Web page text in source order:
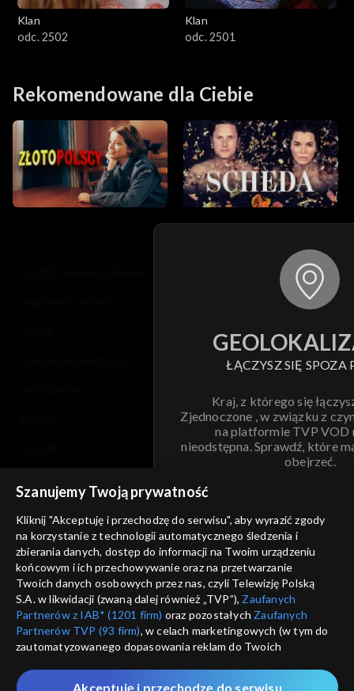
Klan
odc. 2502
Klan
odc. 2501
Rekomendowane dla Ciebie
ŁĄCZYSZ SIĘ SPOZA
Kraj, z którego się
Zjednoczone , w związku z
na platformie TVP VOD
nieodstępna. Sprawdź, które
obejrzeć.
ANULUJ
informacje o dostawcy usług
Szanujemy Twoją prywatność
Kliknij "Akceptuję i przechodzę do serwisu", aby wyrazić zgody
na korzystanie z technologii automatycznego śledzenia i
zbierania danych, dostęp do informacji na Twoim urządzeniu
końcowym i ich przechowywanie oraz na przetwarzanie
Twoich danych osobowych przez nas, czyli Telewizję Polską
S.A. w likwidacji (zwaną dalej również „TVP”), Zaufanych
Partnerów z IAB* (1201 firm) oraz pozostałych Zaufanych
Partnerów TVP (93 firm), w celach marketingowych (w tym do
zautomatyzowanego dopasowania reklam do Twoich
które wskazujemy poniżej, a także zgody na udostępnianie
Akceptuję i przechodzę do serwisu